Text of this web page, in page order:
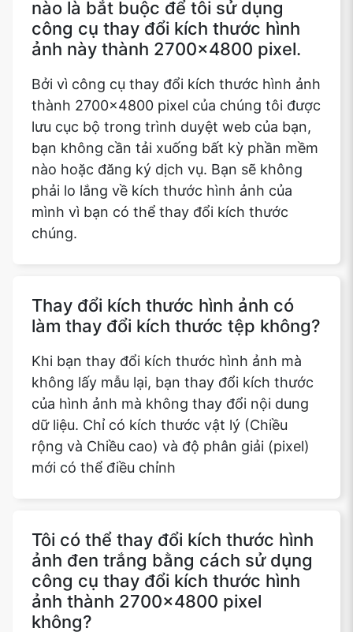
nào là bắt buộc để tôi sử dụng
công cụ thay đổi kích thước hình
ảnh này thành 2700x4800 pixel.
Bởi vì công cụ thay đổi kích thước hình ảnh
thành 2700x4800 pixel của chúng tôi được
lưu cục bộ trong trình duyệt web của bạn,
bạn không cần tải xuống bất kỳ phần mềm
nào hoặc đăng ký dịch vụ. Bạn sẽ không
phải lo lắng về kích thước hình ảnh của
mình vì bạn có thể thay đổi kích thước
chúng.
Thay đổi kích thước hình ảnh có
làm thay đổi kích thước tệp không?
Khi bạn thay đổi kích thước hình ảnh mà
không lấy mẫu lại, bạn thay đổi kích thước
của hình ảnh mà không thay đổi nội dung
dữ liệu. Chỉ có kích thước vật lý (Chiều
rộng và Chiều cao) và độ phân giải (pixel)
mới có thể điều chỉnh
Tôi có thể thay đổi kích thước hình
ảnh đen trắng bằng cách sử dụng
công cụ thay đổi kích thước hình
ảnh thành 2700x4800 pixel
không?